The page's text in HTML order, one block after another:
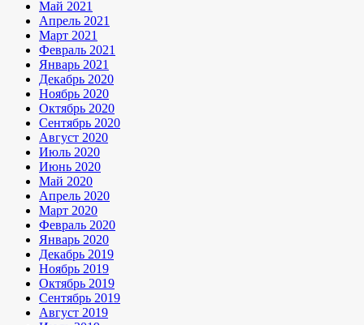
Май 2021
Апрель 2021
Март 2021
Февраль 2021
Январь 2021
Декабрь 2020
Ноябрь 2020
Октябрь 2020
Сентябрь 2020
Август 2020
Июль 2020
Июнь 2020
Май 2020
Апрель 2020
Март 2020
Февраль 2020
Январь 2020
Декабрь 2019
Ноябрь 2019
Октябрь 2019
Сентябрь 2019
Август 2019